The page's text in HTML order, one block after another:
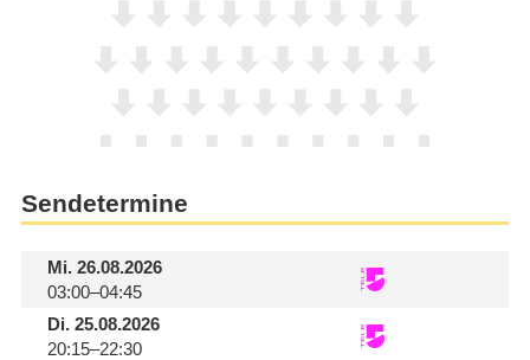
Sendetermine
Mi.26.08.2026
03:00–04:45
Di.25.08.2026
20:15–22:30